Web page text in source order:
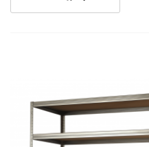
błyskawiczny,
cztery klasy nośności
grubość blatów HDF 6-
grubość stalowych
chroniące posadzkę
wysokość profilu półki